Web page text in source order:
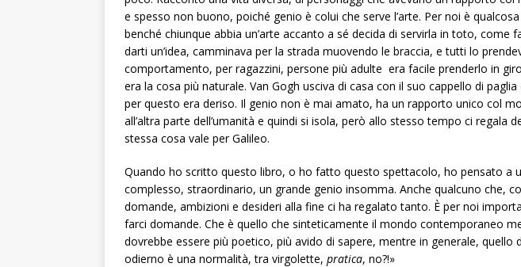
e spesso non buono, poiché genio è colui che serve l’arte. Per noi è
benché chiunque abbia un’arte accanto a sé decida di servirla in toto, come
darti un’idea, camminava per la strada muovendo le braccia, e tutti lo
comportamento, per ragazzini, persone più adulte era facile prenderlo in
era la cosa più naturale. Van Gogh usciva di casa con il suo cappello di
per questo era deriso. Il genio non è mai amato, ha un rapporto unico col
all’altra parte dell’umanità e quindi si isola, però allo stesso tempo ci regala
stessa cosa vale per Galileo.
Quando ho scritto questo libro, o ho fatto questo spettacolo, ho pensato a
complesso, straordinario, un grande genio insomma. Anche qualcuno che,
domande, ambizioni e desideri alla fine ci ha regalato tanto. È per noi
farci domande. Che è quello che sinteticamente il mondo contemporaneo
dovrebbe essere più poetico, più avido di sapere, mentre in generale, quello
odierno è una normalità, tra virgolette, pratica, no?!»